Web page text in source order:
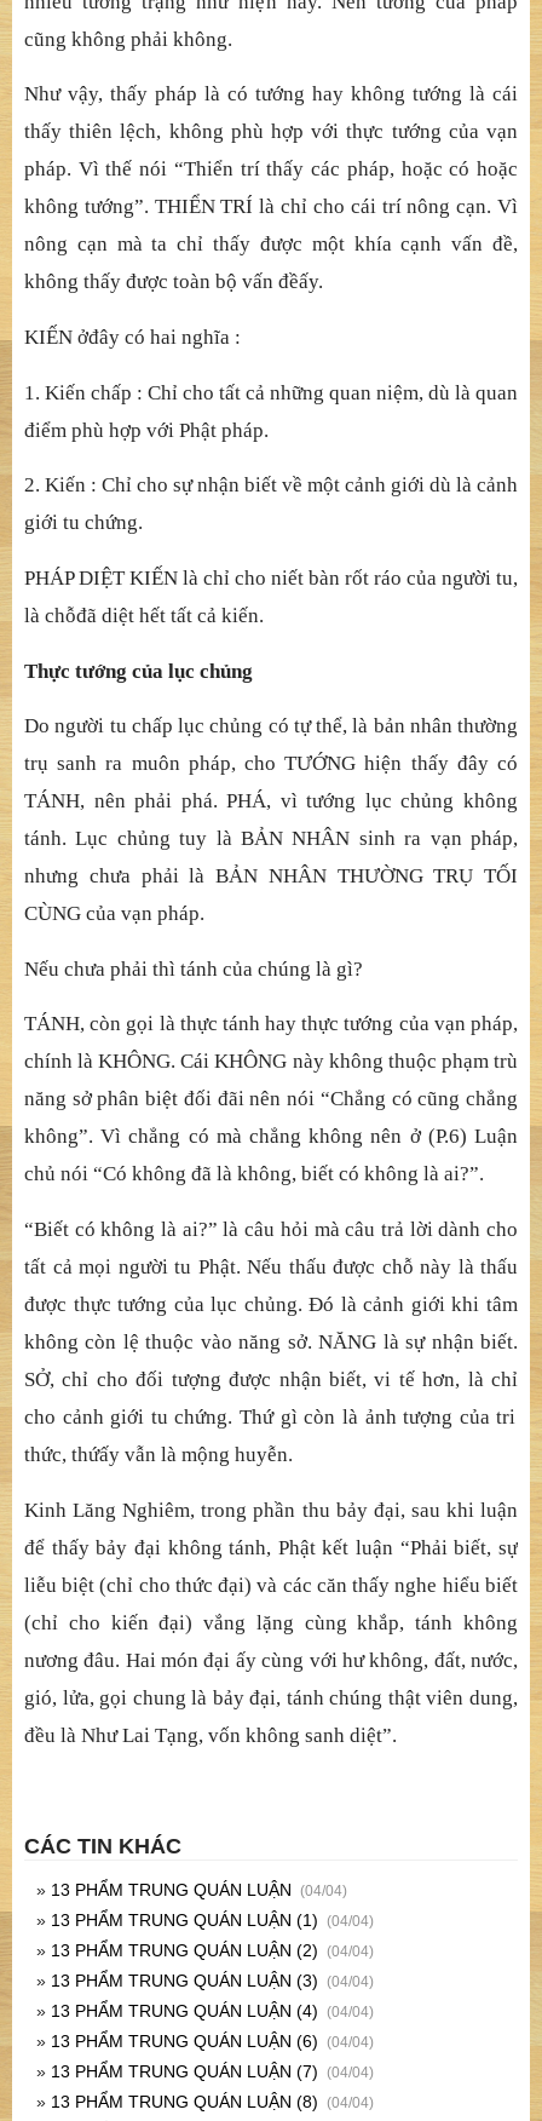
cũng không phải không.
Như vậy, thấy pháp là có tướng hay không tướng là cái
thấy thiên lệch, không phù hợp với thực tướng của vạn
pháp. Vì thế nói “Thiển trí thấy các pháp, hoặc có hoặc
không tướng”. THIỂN TRÍ là chỉ cho cái trí nông cạn. Vì
nông cạn mà ta chỉ thấy được một khía cạnh vấnđề,
không thấy được toàn bộ vấn đềấy.
KIẾN ởđây có hai nghĩa :
1. Kiến chấp : Chỉ cho tất cả những quan niệm, dù là quan
điểm phù hợp với Phật pháp.
2. Kiến : Chỉ cho sựnhận biết về một cảnh giới dù là cảnh
giới tu chứng.
PHÁP DIỆT KIẾN là chỉ cho niết bàn rốt ráo của người tu,
là chỗđã diệt hết tất cả kiến.
Thực tướng của lục chủng
Do người tu chấp lục chủng có tựthể, là bản nhân thường
trụ sanh ra muôn pháp, cho TƯỚNG hiện thấy đây có
TÁNH, nên phải phá. PHÁ, vì tướng lục chủng không
tánh. Lục chủng tuy là BẢN NHÂN sinh ra vạn pháp,
nhưng chưa phải là BẢN NHÂN THƯỜNG TRỤ TỐI
CÙNG của vạn pháp.
Nếu chưa phải thì tánh của chúng là gì?
TÁNH, còn gọi là thực tánh hay thực tướng của vạn pháp,
chính là KHÔNG. Cái KHÔNG này không thuộc phạm trù
năng sởphân biệt đối đãi nên nói “Chẳng có cũng chẳng
không”. Vì chẳng có mà chẳng không nên ở(P.6) Luận
chủ nói “Có không đã là không, biết có không là ai?”.
“Biết có không là ai?” là câu hỏi mà câu trảlời dành cho
tất cảmọi người tu Phật. Nếu thấu được chỗ này là thấu
được thực tướng của lục chủng.Đó là cảnh giới khi tâm
không còn lệ thuộc vào năng sở. NĂNG là sựnhận biết.
SỞ, chỉ chođối tượngđược nhận biết, vi tế hơn, là chỉ
cho cảnh giới tu chứng. Thứgì còn là ảnh tượng của tri
thức, thứấy vẫn là mộng huyễn.
Kinh Lăng Nghiêm, trong phần thu bảy đại, sau khi luận
để thấy bảy đại không tánh, Phật kết luận “Phải biết, sự
liễu biệt (chỉ cho thứcđại) và các căn thấy nghe hiểu biết
(chỉ cho kiếnđại) vắng lặng cùng khắp, tánh không
nương đâu. Hai món đại ấy cùng với hư không, đất, nước,
gió, lửa, gọi chung là bảyđại, tánh chúng thật viên dung,
đều là Như Lai Tạng, vốn không sanh diệt”.
CÁC TIN KHÁC
» 13 PHẨM TRUNG QUÁN LUẬN (04/04)
» 13 PHẨM TRUNG QUÁN LUẬN (1) (04/04)
» 13 PHẨM TRUNG QUÁN LUẬN (2) (04/04)
» 13 PHẨM TRUNG QUÁN LUẬN (3) (04/04)
» 13 PHẨM TRUNG QUÁN LUẬN (4) (04/04)
» 13 PHẨM TRUNG QUÁN LUẬN (6) (04/04)
» 13 PHẨM TRUNG QUÁN LUẬN (7) (04/04)
» 13 PHẨM TRUNG QUÁN LUẬN (8) (04/04)